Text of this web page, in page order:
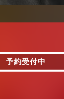
予約受付中